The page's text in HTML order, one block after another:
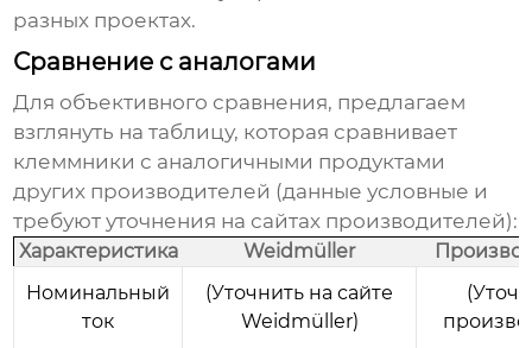
разных проектах.
Сравнение с аналогами
Для объективного сравнения, предлагаем
взглянуть на таблицу, которая сравнивает
клеммники с аналогичными продуктами
других производителей (данные условные и
требуют уточнения на сайтах производителей):
Характеристика Weidmüller
Номинальный
ток
(Уточнить на сайте
Weidmüller)